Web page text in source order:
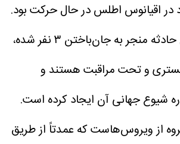
در اقیانوس اطلس در حال حرکت بود.
طبق گزارش‌ها این حادثه منجر به جان‌باختن ۳ نفر شده،
بستری و تحت مراقبت هستند و
شیوع جهانی آن ایجاد کرده است.
از ویروس‌هاست که عمدتاً از طریق